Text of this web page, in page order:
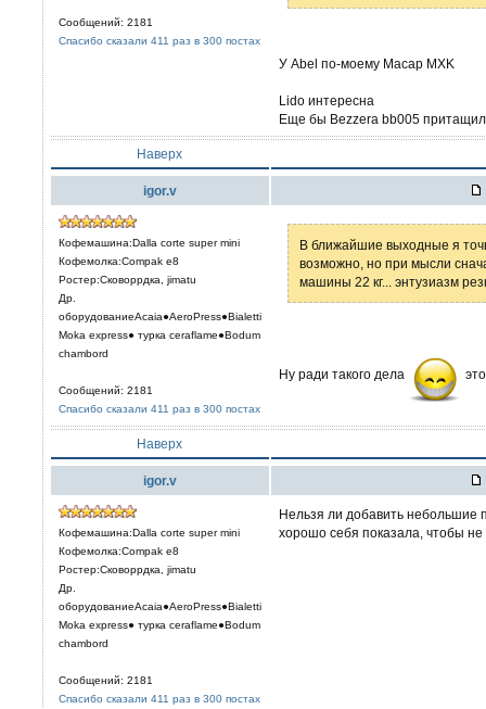
Сообщений: 2181
Спасибо сказали 411 раз в 300 постах
У Abel по-моему Macap MXK
Lido интересна
Еще бы Bezzera bb005
Наверх
igor.v
Кофемашина:Dalla corte super mini
Кофемолка:Compak e8
Ростер:Сковоррдка, jimatu
Др.
оборудованиеAcaia●AeroPress●Bialetti
Moka express● турка сeraflame●Bodum
chambord
Сообщений: 2181
Спасибо сказали 411 раз в 300 постах
В ближайшие выходные я
возможно, но при мысли
машины 22 кг... энтузиазм
Ну ради такого дела
Наверх
igor.v
Кофемашина:Dalla corte super mini
Кофемолка:Compak e8
Ростер:Сковоррдка, jimatu
Др.
оборудованиеAcaia●AeroPress●Bialetti
Moka express● турка сeraflame●Bodum
chambord
Сообщений: 2181
Спасибо сказали 411 раз в 300 постах
Нельзя ли добавить небольшие
хорошо себя показала, чтобы